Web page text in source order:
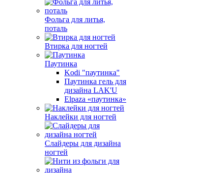
Фольга для литья,
поталь
Втирка для ногтей
Паутинка
Kodi "паутинка"
Паутинка гель для
дизайна LAK'U
Elpaza «паутинка»
Наклейки для ногтей
Слайдеры для дизайна
ногтей